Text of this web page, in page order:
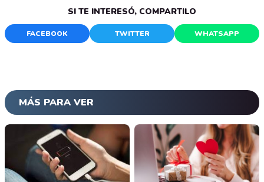
SI TE INTERESÓ, COMPARTILO
FACEBOOK TWITTER WHATSAPP
MÁS PARA VER